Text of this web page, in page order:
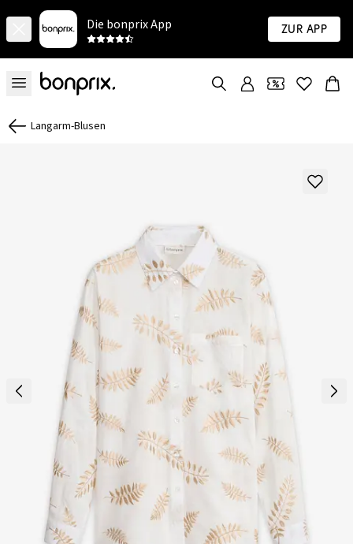
Die bonprix App Zur App
Langarm-Blusen